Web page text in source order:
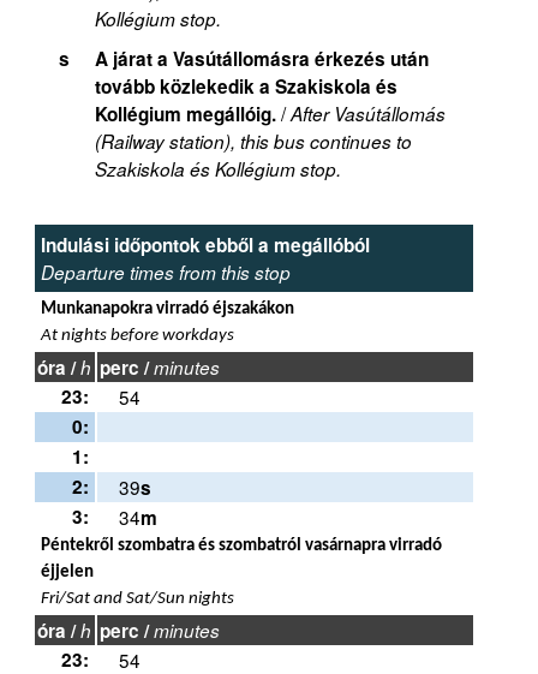
Kollégium stop.
s
A járat a Vasútállomásra érkezés után
tovább közlekedik a Szakiskola és
Kollégium megállóig./After Vasútállomás
(Railway station), this bus continues to
Szakiskola és Kollégium stop.
Indulási időpontok ebből a megállóból
Departure times from this stop
Munkanapokra virradó éjszakákon
At nights before workdays
óra /h perc /minutes
23:
54
0:
1:
2:
39s
3:
34m
Péntekről szombatra és szombatról vasárnapra virradó
éjjelen
Fri/Sat and Sat/Sun nights
óra /h perc /minutes
23:
54